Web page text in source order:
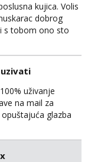
kujica. Volis
dobrog
s tobom ono sto
i
max okvirno 40.
fol ljepotice me ne
i slicnima. Stop
se sa slikom i
uživanje
na mail za
glazba
želje za dobro